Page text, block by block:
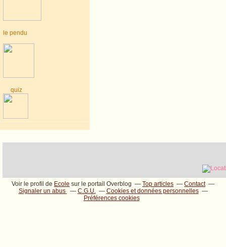
le pendu
quiz
Voir le profil de Ecole sur le portail Overblog Top articles
Contact
Signaler un abus
C.G.U.
Cookies et données personnelles
Préférences cookies